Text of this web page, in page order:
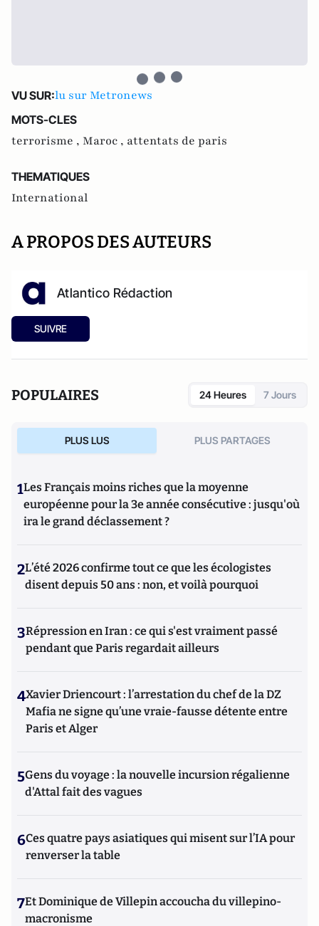
VU SUR:lu sur Metronews
MOTS-CLES
terrorisme , Maroc , attentats de paris
THEMATIQUES
International
A PROPOS DES AUTEURS
Atlantico Rédaction
SUIVRE
POPULAIRES 24 Heures 7 Jours
PLUS LUS PLUS PARTAGES
1Les Français moins riches que la moyenne
européenne pour la 3e année consécutive : jusqu'où
ira le grand déclassement ?
2L’été 2026 confirme tout ce que les écologistes
disent depuis 50 ans : non, et voilà pourquoi
3Répression en Iran : ce qui s'est vraiment passé
pendant que Paris regardait ailleurs
4Xavier Driencourt : l’arrestation du chef de la DZ
Mafia ne signe qu’une vraie-fausse détente entre
Paris et Alger
5Gens du voyage : la nouvelle incursion régalienne
d'Attal fait des vagues
6Ces quatre pays asiatiques qui misent sur l’IA pour
renverser la table
7Et Dominique de Villepin accoucha du villepino-
macronisme